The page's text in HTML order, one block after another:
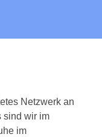
Netzwerk an
sind wir im
im